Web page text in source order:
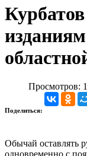
Просмотров:
Поделиться:
Обычай оставлять